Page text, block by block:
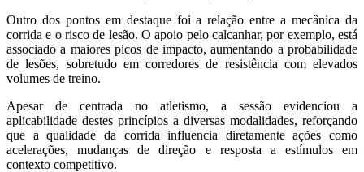
Outro dos pontos em destaque foi a relação entre a mecânica da
corrida e o risco de lesão. O apoio pelo calcanhar, por exemplo, está
associado a maiores picos de impacto, aumentando a probabilidade
de lesões, sobretudo em corredores de resistência com elevados
volumes de treino.
Apesar de centrada no atletismo, a sessão evidenciou a
aplicabilidade destes princípios a diversas modalidades, reforçando
que a qualidade da corrida influencia diretamente ações como
acelerações, mudanças de direção e resposta a estímulos em
contexto competitivo.